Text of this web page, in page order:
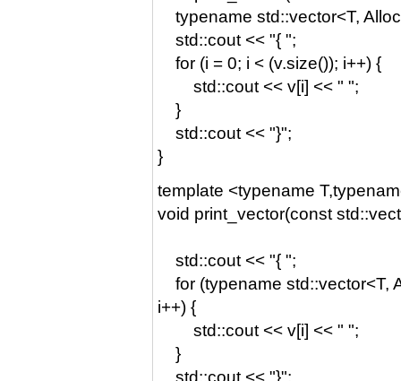
typename std::vector<T,
std::cout << "{ ";
for (i = 0; i < (v.size()); i++) {
std::cout << v[i] << " ";
}
std::cout << "}";
}
template <typename
void print_vector(const
std::cout << "{ ";
for (typename std::vector<T,
i++) {
std::cout << v[i] << " ";
}
std::cout << "}";